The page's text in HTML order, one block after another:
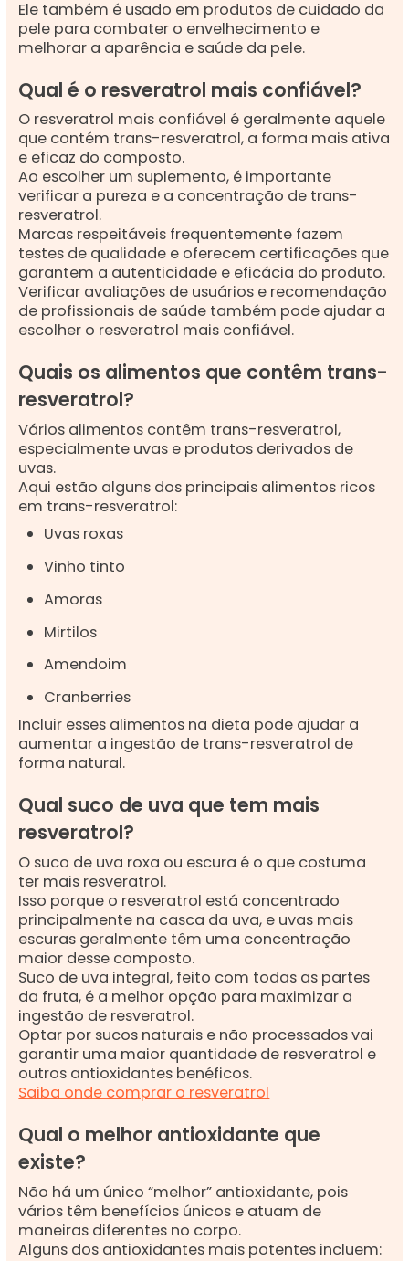
Ele também é usado em produtos de cuidado da
pele para combater o envelhecimento e
melhorar a aparência e saúde da pele.
Qual é o resveratrol mais confiável?
O resveratrol mais confiável é geralmente aquele
que contém trans-resveratrol, a forma mais ativa
e eficaz do composto.
Ao escolher um suplemento, é importante
verificar a pureza e a concentração de trans-
resveratrol.
Marcas respeitáveis frequentemente fazem
testes de qualidade e oferecem certificações que
garantem a autenticidade e eficácia do produto.
Verificar avaliações de usuários e recomendação
de profissionais de saúde também pode ajudar a
escolher o resveratrol mais confiável.
Quais os alimentos que contêm trans-
resveratrol?
Vários alimentos contêm trans-resveratrol,
especialmente uvas e produtos derivados de
uvas.
Aqui estão alguns dos principais alimentos ricos
em trans-resveratrol:
Uvas roxas
Vinho tinto
Amoras
Mirtilos
Amendoim
Cranberries
Incluir esses alimentos na dieta pode ajudar a
aumentar a ingestão de trans-resveratrol de
forma natural.
Qual suco de uva que tem mais
resveratrol?
O suco de uva roxa ou escura é o que costuma
ter mais resveratrol.
Isso porque o resveratrol está concentrado
principalmente na casca da uva, e uvas mais
escuras geralmente têm uma concentração
maior desse composto.
Suco de uva integral, feito com todas as partes
da fruta, é a melhor opção para maximizar a
ingestão de resveratrol.
Optar por sucos naturais e não processados vai
garantir uma maior quantidade de resveratrol e
outros antioxidantes benéficos.
Saiba onde comprar o resveratrol
Qual o melhor antioxidante que
existe?
Não há um único “melhor” antioxidante, pois
vários têm benefícios únicos e atuam de
maneiras diferentes no corpo.
Alguns dos antioxidantes mais potentes incluem: